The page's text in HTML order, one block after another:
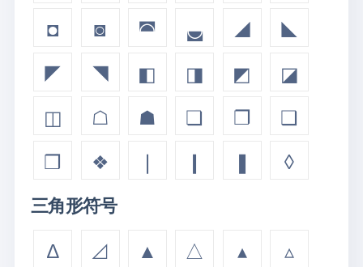
◘
◙ ◚ ◛ ◢
◣
◤
◥ ◧ ◨ ◩
◪
◫
☖ ☗ ❏ ❐
❑
❒
❖ ❘ ❙ ❚ ◊
三角形符号
∆ ⊿ ▲ △ ▴
▵